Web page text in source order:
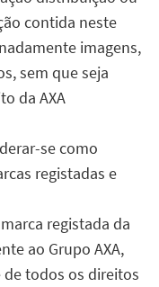
contida neste
imagens,
sem que seja
da AXA
se como
registadas e
registada da
ao Grupo AXA,
todos os direitos